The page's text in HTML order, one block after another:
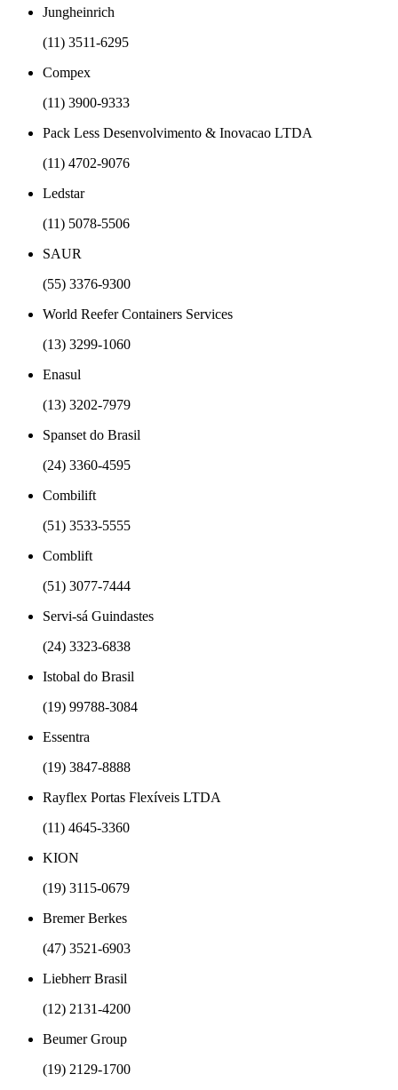
Jungheinrich
(11) 3511-6295
Compex
(11) 3900-9333
Pack Less Desenvolvimento & Inovacao LTDA
(11) 4702-9076
Ledstar
(11) 5078-5506
SAUR
(55) 3376-9300
World Reefer Containers Services
(13) 3299-1060
Enasul
(13) 3202-7979
Spanset do Brasil
(24) 3360-4595
Combilift
(51) 3533-5555
Comblift
(51) 3077-7444
Servi-sá Guindastes
(24) 3323-6838
Istobal do Brasil
(19) 99788-3084
Essentra
(19) 3847-8888
Rayflex Portas Flexíveis LTDA
(11) 4645-3360
KION
(19) 3115-0679
Bremer Berkes
(47) 3521-6903
Liebherr Brasil
(12) 2131-4200
Beumer Group
(19) 2129-1700